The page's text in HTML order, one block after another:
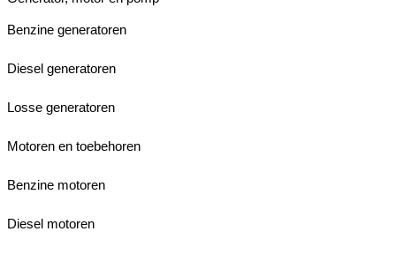
Benzine generatoren
Diesel generatoren
Losse generatoren
Motoren en toebehoren
Benzine motoren
Diesel motoren